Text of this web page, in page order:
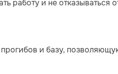
работу и не отказываться
и базу,